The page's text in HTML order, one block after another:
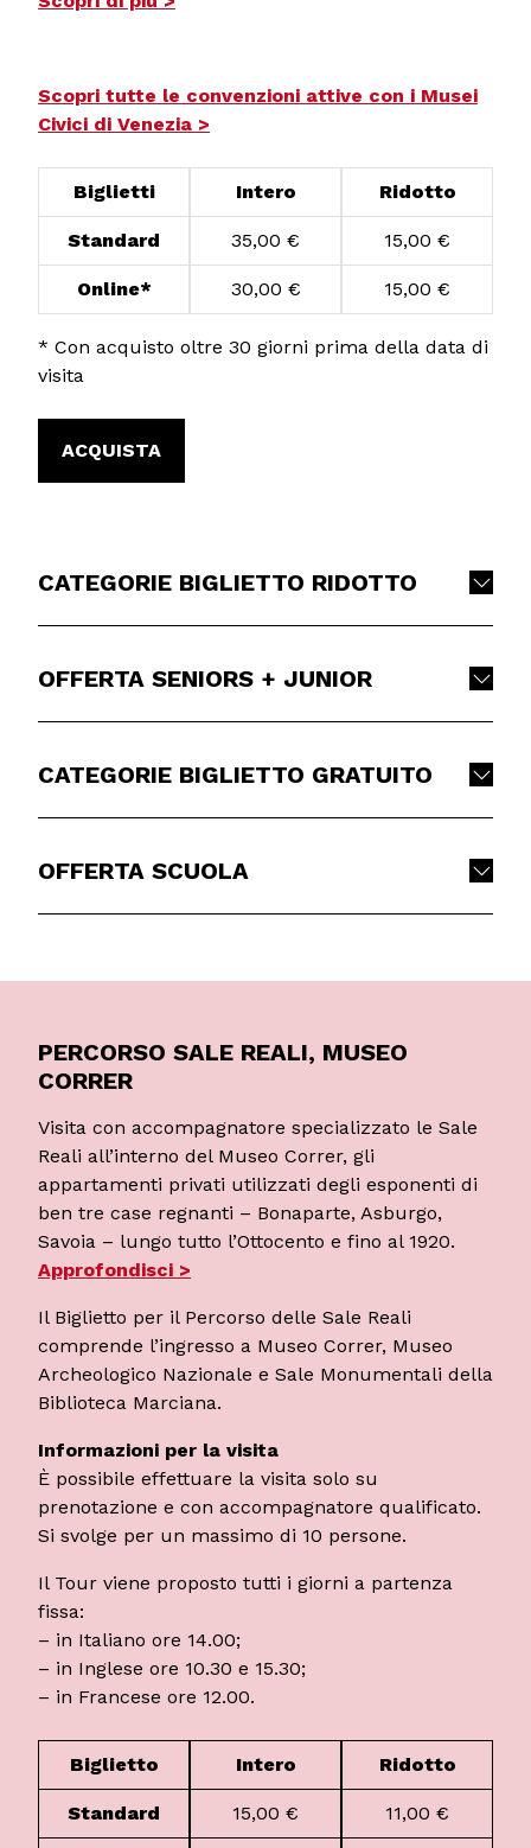
Scopri tutte le convenzioni attive con i Musei
Civici di Venezia >
Biglietti Intero Ridotto
Standard 35,00 € 15,00 €
Online* 30,00 € 15,00 €
* Con acquisto oltre 30 giorni prima della data di
visita
ACQUISTA
CATEGORIE BIGLIETTO RIDOTTO
OFFERTA SENIORS + JUNIOR
CATEGORIE BIGLIETTO GRATUITO
OFFERTA SCUOLA
PERCORSO SALE REALI, MUSEO
CORRER
Visita con accompagnatore specializzato le Sale
Reali all’interno del Museo Correr, gli
appartamenti privati utilizzati degli esponenti di
ben tre case regnanti – Bonaparte, Asburgo,
Savoia – lungo tutto l’Ottocento e fino al 1920.
Approfondisci >
Il Biglietto per il Percorso delle Sale Reali
comprende l’ingresso a Museo Correr, Museo
Archeologico Nazionale e Sale Monumentali della
Biblioteca Marciana.
Informazioni per la visita
È possibile effettuare la visita solo su
prenotazione e con accompagnatore qualificato.
Si svolge per un massimo di 10 persone.
Il Tour viene proposto tutti i giorni a partenza
fissa:
– in Italiano ore 14.00;
– in Inglese ore 10.30 e 15.30;
– in Francese ore 12.00.
Biglietto Intero Ridotto
Standard 15,00 € 11,00 €